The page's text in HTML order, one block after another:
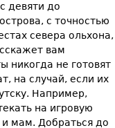
девяти до
с точностью
севера ольхона,
вам
никогда не готовят
на случай, если их
Например,
на игровую
мам. Добраться до